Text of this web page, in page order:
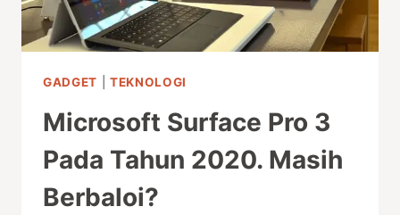
GADGET |TEKNOLOGI
Microsoft Surface Pro 3
Pada Tahun 2020. Masih
Berbaloi?